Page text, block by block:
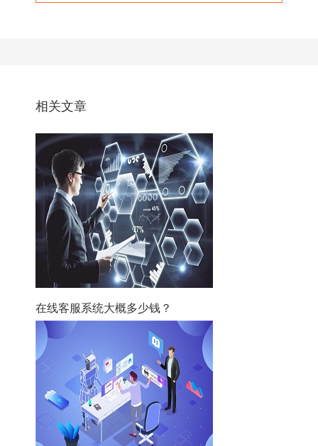
相关文章
在线客服系统大概多少钱？